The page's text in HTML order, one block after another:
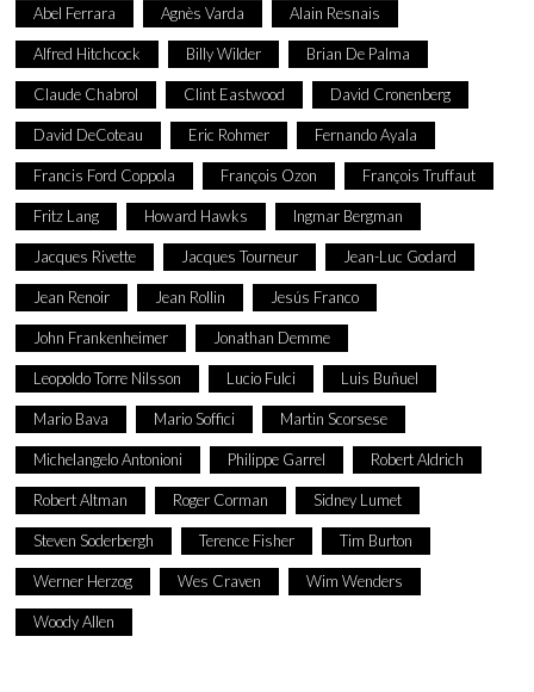
Abel Ferrara Agnès Varda Alain Resnais
Alfred Hitchcock Billy Wilder Brian De Palma
Claude Chabrol Clint Eastwood David Cronenberg
David DeCoteau Eric Rohmer Fernando Ayala
Francis Ford Coppola François Ozon François Truffaut
Fritz Lang Howard Hawks Ingmar Bergman
Jacques Rivette Jacques Tourneur Jean-Luc Godard
Jean Renoir Jean Rollin Jesús Franco
John Frankenheimer Jonathan Demme
Leopoldo Torre Nilsson Lucio Fulci Luis Buñuel
Mario Bava Mario Soffici Martin Scorsese
Michelangelo Antonioni Philippe Garrel Robert Aldrich
Robert Altman Roger Corman Sidney Lumet
Steven Soderbergh Terence Fisher Tim Burton
Werner Herzog Wes Craven Wim Wenders
Woody Allen